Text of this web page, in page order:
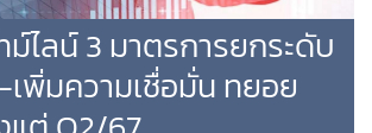
ม์ไลน์ 3 มาตรการยกระดับ
พิ่มความเชื่อมั่น ทยอย
แต่ Q2/67